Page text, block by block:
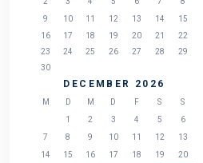
9
10 11 12 13 14
15
16
17 18 19 20 21
22
23
24 25 26 27 28
29
30
DECEMBER 2026
M D M D F S
S
1
2 3 4 5
6
7
8 9 10 11 12
13
14
15 16 17 18 19
20